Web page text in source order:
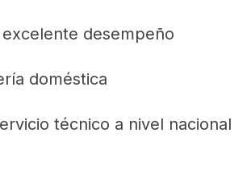
desempeño
doméstica
técnico a nivel nacional